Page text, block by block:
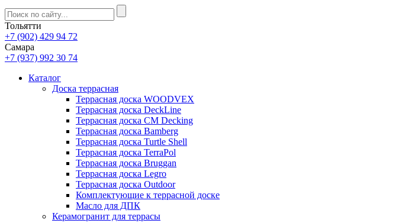
Тольятти
+7 (902) 429 94 72
Самара
+7 (937) 992 30 74
Каталог
Доска террасная
Террасная доска WOODVEX
Террасная доска DeckLine
Террасная доска CM Decking
Террасная доска Bamberg
Террасная доска Turtle Shell
Террасная доска TerraPol
Террасная доска Bruggan
Террасная доска Legro
Террасная доска Outdoor
Комплектующие к террасной доске
Масло для ДПК
Керамогранит для террасы